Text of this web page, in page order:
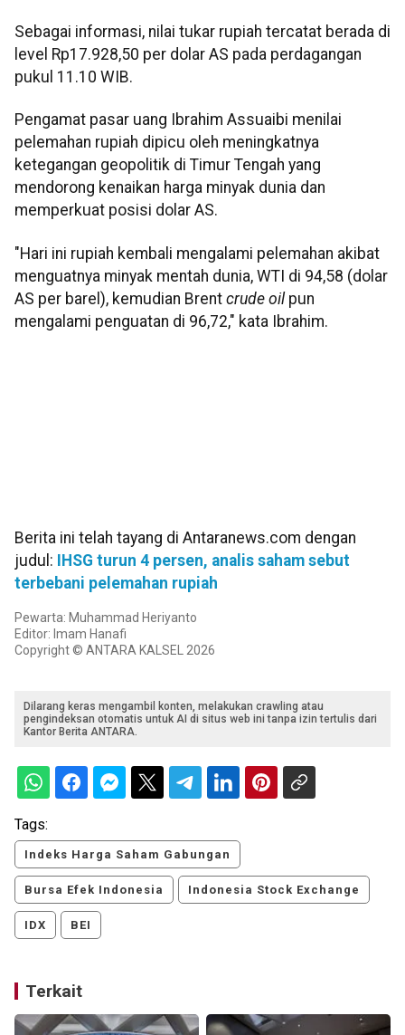
Sebagai informasi, nilai tukar rupiah tercatat berada di
level Rp17.928,50 per dolar AS pada perdagangan
pukul 11.10 WIB.
Pengamat pasar uang Ibrahim Assuaibi menilai
pelemahan rupiah dipicu oleh meningkatnya
ketegangan geopolitik di Timur Tengah yang
mendorong kenaikan harga minyak dunia dan
memperkuat posisi dolar AS.
"Hari ini rupiah kembali mengalami pelemahan akibat
menguatnya minyak mentah dunia, WTI di 94,58 (dolar
AS per barel), kemudian Brent crude oil pun
mengalami penguatan di 96,72," kata Ibrahim.
Berita ini telah tayang di Antaranews.com dengan
judul:
IHSG turun 4 persen, analis saham sebut
terbebani pelemahan rupiah
Pewarta: Muhammad Heriyanto
Editor: Imam Hanafi
Copyright © ANTARA KALSEL 2026
Dilarang keras mengambil konten, melakukan crawling atau
pengindeksan otomatis untuk AI di situs web ini tanpa izin tertulis dari
Kantor Berita ANTARA.
Tags:
Indeks Harga Saham Gabungan
Bursa Efek Indonesia Indonesia Stock Exchange
IDX BEI
Terkait